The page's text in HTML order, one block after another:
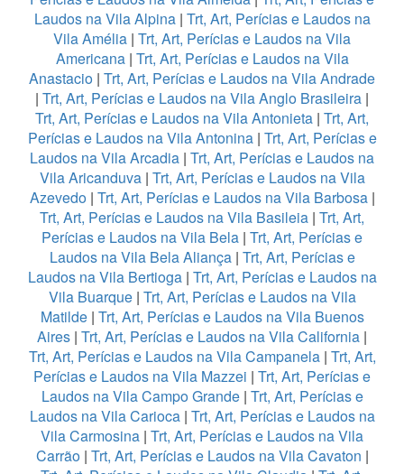
Laudos na Vila Alpina | Trt, Art, Perícias e Laudos na
Vila Amélia | Trt, Art, Perícias e Laudos na Vila
Americana| Trt, Art, Perícias e Laudos na Vila
Anastacio | Trt, Art, Perícias e Laudos na Vila Andrade
| Trt, Art, Perícias e Laudos na Vila Anglo Brasileira |
Trt, Art, Perícias e Laudos na Vila Antonieta | Trt, Art,
Perícias e Laudos na Vila Antonina| Trt, Art, Perícias e
Laudos na Vila Arcadia | Trt, Art, Perícias e Laudos na
Vila Aricanduva| Trt, Art, Perícias e Laudos na Vila
Azevedo| Trt, Art, Perícias e Laudos na Vila Barbosa|
Trt, Art, Perícias e Laudos na Vila Basileia | Trt, Art,
Perícias e Laudos na Vila Bela | Trt, Art, Perícias e
Laudos na Vila Bela Aliança| Trt, Art, Perícias e
Laudos na Vila Bertioga| Trt, Art, Perícias e Laudos na
Vila Buarque| Trt, Art, Perícias e Laudos na Vila
Matilde| Trt, Art, Perícias e Laudos na Vila Buenos
Aires | Trt, Art, Perícias e Laudos na Vila California |
Trt, Art, Perícias e Laudos na Vila Campanela| Trt, Art,
Perícias e Laudos na Vila Mazzei | Trt, Art, Perícias e
Laudos na Vila Campo Grande| Trt, Art, Perícias e
Laudos na Vila Carioca| Trt, Art, Perícias e Laudos na
Vila Carmosina | Trt, Art, Perícias e Laudos na Vila
Carrão| Trt, Art, Perícias e Laudos na Vila Cavaton |